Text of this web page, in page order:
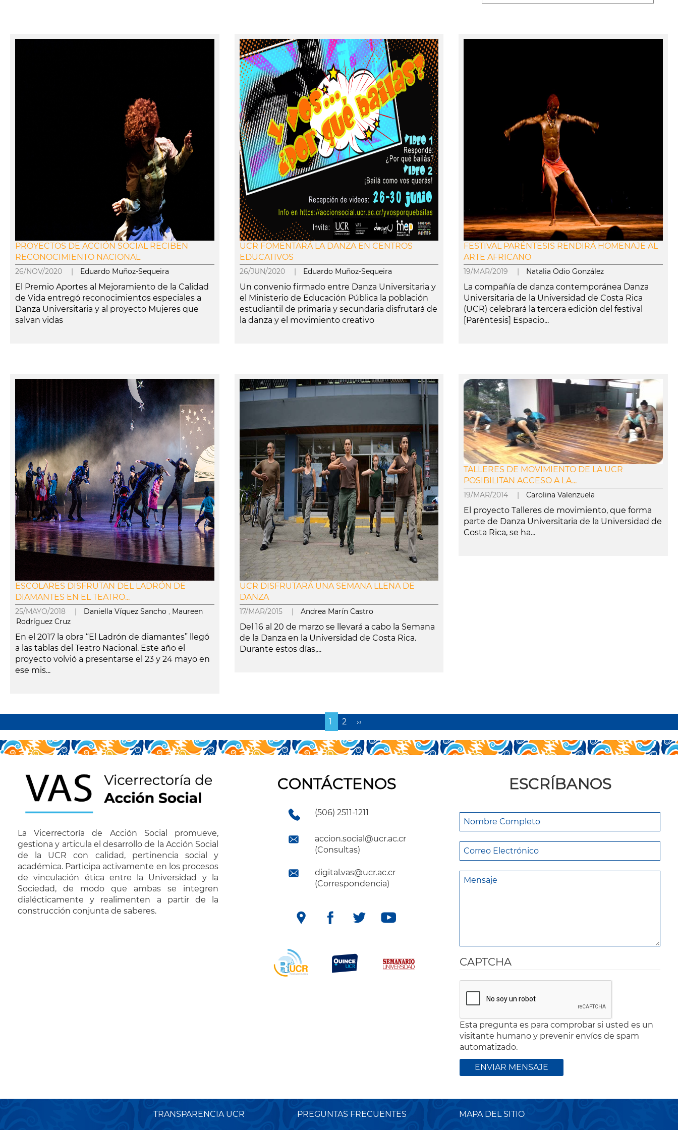
PROYECTOS DE ACCIÓN SOCIAL RECIBEN
RECONOCIMIENTO NACIONAL
26/NOV/2020 | Eduardo Muñoz-Sequeira
El Premio Aportes al Mejoramiento de la Calidad
de Vida entregó reconocimientos especiales a
Danza Universitaria y al proyecto Mujeres que
salvan vidas
UCR FOMENTARÁ LA DANZA EN CENTROS
EDUCATIVOS
26/JUN/2020 | Eduardo Muñoz-Sequeira
Un convenio firmado entre Danza Universitaria y
el Ministerio de Educación Pública la población
estudiantil de primaria y secundaria disfrutará de
la danza y el movimiento creativo
FESTIVAL PARÉNTESIS RENDIRÁ HOMENAJE AL
ARTE AFRICANO
19/MAR/2019 | Natalia Odio González
La compañía de danza contemporánea Danza
Universitaria de la Universidad de Costa Rica
(UCR) celebrará la tercera edición del festival
[Paréntesis] Espacio...
ESCOLARES DISFRUTAN DEL LADRÓN DE
DIAMANTES EN EL TEATRO...
25/MAYO/2018 | Daniella Víquez Sancho , Maureen
Rodríguez Cruz
En el 2017 la obra “El Ladrón de diamantes” llegó
a las tablas del Teatro Nacional. Este año el
proyecto volvió a presentarse el 23 y 24 mayo en
ese mis...
UCR DISFRUTARÁ UNA SEMANA LLENA DE
DANZA
17/MAR/2015 | Andrea Marín Castro
Del 16 al 20 de marzo se llevará a cabo la Semana
de la Danza en la Universidad de Costa Rica.
Durante estos días,...
TALLERES DE MOVIMIENTO DE LA UCR
POSIBILITAN ACCESO A LA...
19/MAR/2014 |Carolina Valenzuela
El proyecto Talleres de movimiento, que forma
parte de Danza Universitaria de la Universidad de
Costa Rica, se ha...
Página
actual
1 Page
2
Siguiente
página
››
La Vicerrectoría de Acción Social promueve,
gestiona y articula el desarrollo de la Acción Social
de la UCR con calidad, pertinencia social y
académica. Participa activamente en los procesos
de vinculación ética entre la Universidad y la
Sociedad, de modo que ambas se integren
dialécticamente y realimenten a partir de la
construcción conjunta de saberes.
CONTÁCTENOS
(506) 2511-1211
accion.social@ucr.ac.cr
(Consultas)
digital.vas@ucr.ac.cr
(Correspondencia)
ESCRÍBANOS
CAPTCHA
Esta pregunta es para comprobar si usted es un
visitante humano y prevenir envíos de spam
automatizado.
TRANSPARENCIA UCR PREGUNTAS FRECUENTES MAPA DEL SITIO